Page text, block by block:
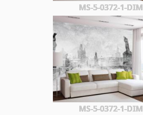
MS-5-0372-1-DIM
MS-5-0372-1-DIM